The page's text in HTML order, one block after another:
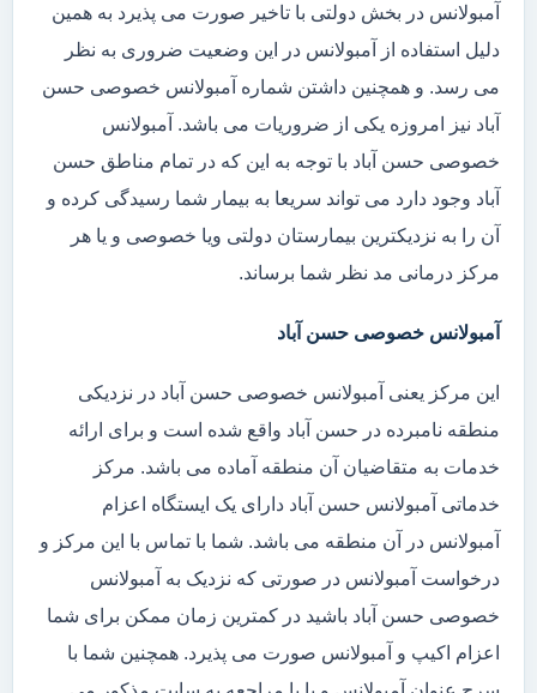
آمبولانس در بخش دولتی با تاخیر صورت می پذیرد به همین
دلیل استفاده از آمبولانس در این وضعیت ضروری به نظر
می رسد. و همچنین داشتن شماره آمبولانس خصوصی حسن
آباد نیز امروزه یکی از ضروریات می باشد. آمبولانس
خصوصی حسن آباد با توجه به این که در تمام مناطق حسن
آباد وجود دارد می تواند سریعا به بیمار شما رسیدگی کرده و
آن را به نزدیکترین بیمارستان دولتی ویا خصوصی و یا هر
مرکز درمانی مد نظر شما برساند.
آمبولانس خصوصی حسن آباد
این مرکز یعنی آمبولانس خصوصی حسن آباد در نزدیکی
منطقه نامبرده در حسن آباد واقع شده است و برای ارائه
خدمات به متقاضیان آن منطقه آماده می باشد. مرکز
خدماتی آمبولانس حسن آباد دارای یک ایستگاه اعزام
آمبولانس در آن منطقه می باشد. شما با تماس با این مرکز و
درخواست آمبولانس در صورتی که نزدیک به آمبولانس
خصوصی حسن آباد باشید در کمترین زمان ممکن برای شما
اعزام اکیپ و آمبولانس صورت می پذیرد. همچنین شما با